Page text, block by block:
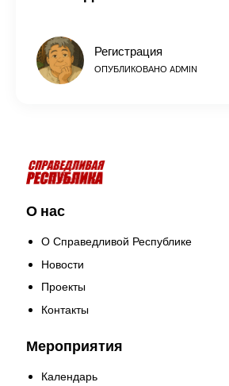
Регистрация
ОПУБЛИКОВАНО ADMIN
О нас
О Справедливой Республике
Новости
Проекты
Контакты
Мероприятия
Календарь